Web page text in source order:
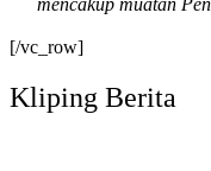
#PemimpinMuda
#Berakhlak Mulia
#surabaya #sekolah
#sekolahsurabaya
[/vc_row]
Kliping Berita